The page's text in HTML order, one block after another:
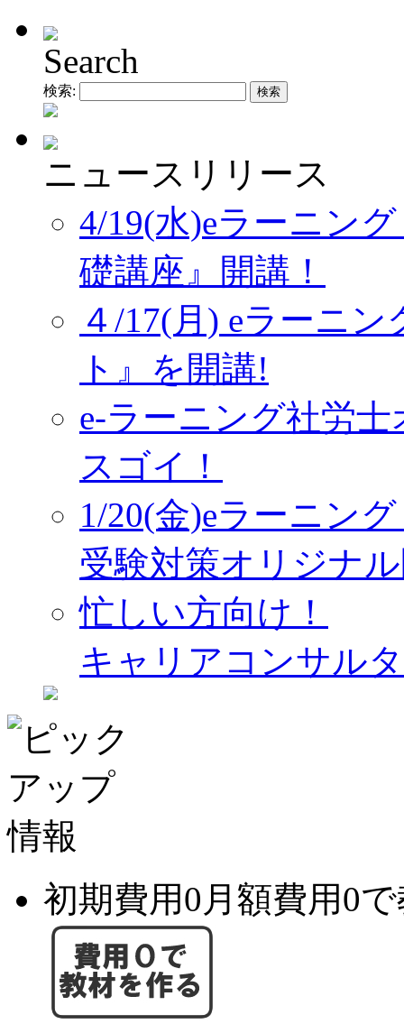
Search
検索:
ニュースリリース
4/19(水)eラーニン
礎講座』開講！
４/17(月) eラーニ
ト』を開講!
e-ラーニング社労
スゴイ！
1/20(金)eラーニン
受験対策オリジナ
忙しい方向け！
キャリアコンサル
初期費用0月額費用0